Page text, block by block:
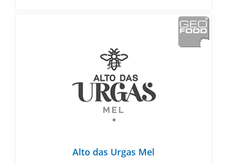
Alto das Urgas Mel